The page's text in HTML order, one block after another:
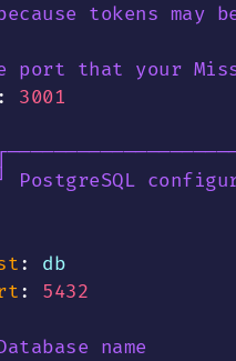
tokens may
port that your
: 3001
PostgreSQL
:
db
: 5432
name